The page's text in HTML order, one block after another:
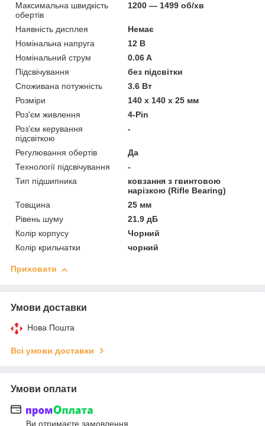
Максимальна швидкість
обертів
1200 — 1499 об/хв
Наявність дисплея
Немає
Номінальна напруга
12 В
Номінальний струм
0.06 A
Підсвічування
без підсвітки
Споживана потужність
3.6 Вт
Розміри
140 х 140 х 25 мм
Роз'єм живлення
4-Pin
Роз'єм керування
підсвіткою
-
Регулювання обертів
Да
Технології підсвічування
-
Тип підшипника
ковзання з гвинтовою
нарізкою (Rifle Bearing)
Товщина
25 мм
Рівень шуму
21.9 дБ
Колір корпусу
Чорний
Колір крильчатки
чорний
Приховати
Умови доставки
Нова Пошта
Всі умови доставки
Умови оплати
Ви отримаєте замовлення